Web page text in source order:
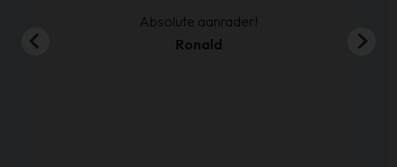
Absolute aanrader!
Ronald